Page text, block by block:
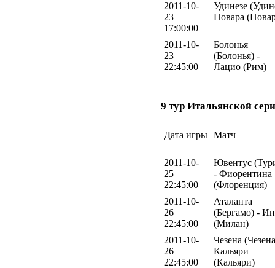
2011-10-
23
17:00:00
Удинезе
Новара
2011-10-
23
22:45:00
Болонья
(Болонья) -
Лацио (Рим)
9 тур Итальянской
Дата игры Матч
2011-10-
25
22:45:00
Ювентус
- Фиорентина
(Флоренция)
2011-10-
26
22:45:00
Аталанта
(Бергамо) -
(Милан)
2011-10-
26
22:45:00
Чезена
Кальяри
(Кальяри)